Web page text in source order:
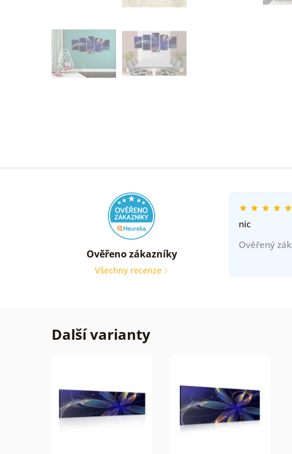
Ověřeno zákazníky
Všechny recenze
nic
Ověřený
Další varianty